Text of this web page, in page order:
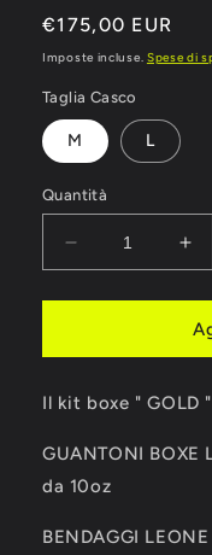
Prezzo
di
€175,00 EUR
Imposte incluse. Spese di
Taglia Casco
M L
Quantità
Diminuisci
quantità
per
BOXE
1947
GOLD
&quot;
Il kit boxe " GOLD
GUANTONI BOXE
da 10oz
BENDAGGI